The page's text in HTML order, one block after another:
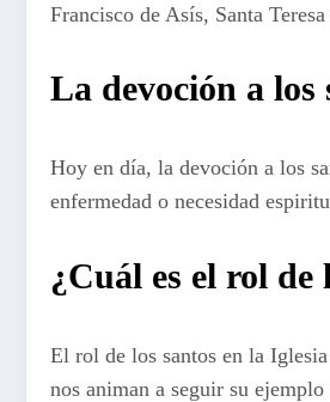
Francisco de Asís, Santa
La devoción a los
Hoy en día, la devoción a los
enfermedad o necesidad
¿Cuál es el rol de
El rol de los santos en la
nos animan a seguir su